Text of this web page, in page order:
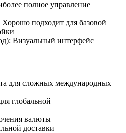
полное управление
Хорошо подходит для базовой
Визуальный интерфейс
для сложных международных
глобальной
валюты
доставки